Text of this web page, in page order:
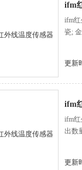
ifm
ifm
瓷;
更新
ifm
ifm
出数
更新